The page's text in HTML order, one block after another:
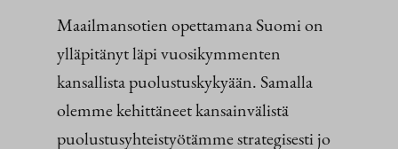
Maailmansotien opettamana Suomi on
ylläpitänyt läpi vuosikymmenten
kansallista puolustuskykyään. Samalla
olemme kehittäneet kansainvälistä
puolustusyhteistyötämme strategisesti jo